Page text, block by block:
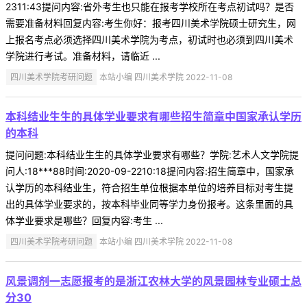
2311:43提问内容:省外考生也只能在报考学校所在考点初试吗？是否
需要准备材料回复内容:考生你好：报考四川美术学院硕士研究生，网
上报名考点必须选择四川美术学院为考点，初试时也必须到四川美术
学院进行考试。准备材料，请临近 ...
四川美术学院考研问题 本站小编 四川美术学院 2022-11-08
本科结业生生的具体学业要求有哪些招生简章中国家承认学历
的本科
提问问题:本科结业生生的具体学业要求有哪些？学院:艺术人文学院提
问人:18***88时间:2020-09-2210:18提问内容:招生简章中，国家承
认学历的本科结业生，符合招生单位根据本单位的培养目标对考生提
出的具体学业要求的，按本科毕业同等学力身份报考。这条里面的具
体学业要求是哪些？回复内容:考生 ...
四川美术学院考研问题 本站小编 四川美术学院 2022-11-08
风景调剂一志愿报考的是浙江农林大学的风景园林专业硕士总
分30